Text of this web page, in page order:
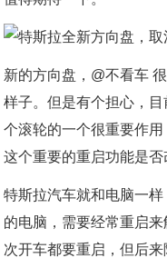
新的方向盘，@不看车
样子。但是有个担心，
个滚轮的一个很重要作
这个重要的重启功能是否
特斯拉汽车就和电脑一
的电脑，需要经常重启
次开车都要重启，但后